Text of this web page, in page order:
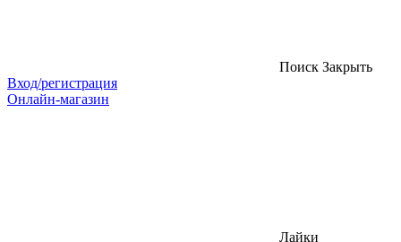
Поиск Закрыть
Вход/регистрация
Онлайн-магазин
Лайки